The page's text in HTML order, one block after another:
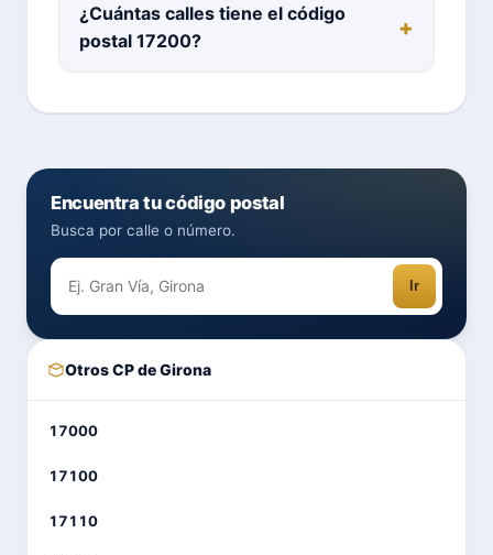
¿Cuántas calles tiene el código
postal 17200?
Encuentra tu código postal
Busca por calle o número.
Ir
Otros CP de Girona
17000
17100
17110